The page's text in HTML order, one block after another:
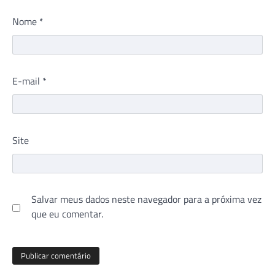
Nome *
E-mail *
Site
Salvar meus dados neste navegador para a próxima vez
que eu comentar.